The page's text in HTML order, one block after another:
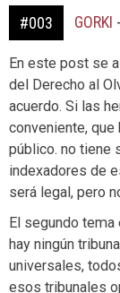
#003 GORKI -
En este post se
del Derecho al
acuerdo. Si las
conveniente,
público. no tiene
indexadores de
será legal, pero
El segundo
hay ningún
universales,
esos tribunales